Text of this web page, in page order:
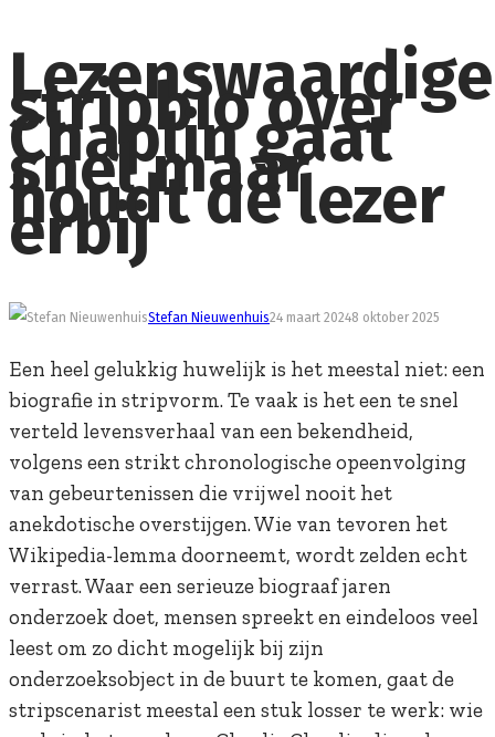
Lezenswaardige
stripbio over
Chaplin gaat
snel maar
houdt de lezer
erbij
Stefan Nieuwenhuis24 maart 20248 oktober 2025
Een heel gelukkig huwelijk is het meestal niet: een
biografie in stripvorm. Te vaak is het een te snel
verteld levensverhaal van een bekendheid,
volgens een strikt chronologische opeenvolging
van gebeurtenissen die vrijwel nooit het
anekdotische overstijgen. Wie van tevoren het
Wikipedia-lemma doorneemt, wordt zelden echt
verrast. Waar een serieuze biograaf jaren
onderzoek doet, mensen spreekt en eindeloos veel
leest om zo dicht mogelijk bij zijn
onderzoeksobject in de buurt te komen, gaat de
stripscenarist meestal een stuk losser te werk: wie